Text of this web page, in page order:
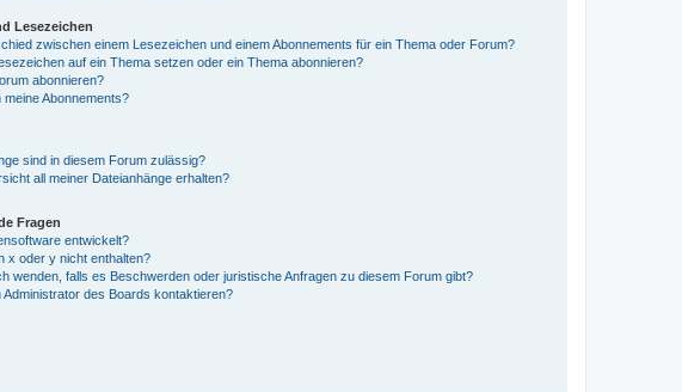
Lesezeichen
zwischen einem Lesezeichen und einem Abonnements für ein Thema oder Forum?
auf ein Thema setzen oder ein Thema abonnieren?
abonnieren?
Abonnements?
sind in diesem Forum zulässig?
all meiner Dateianhänge erhalten?
Fragen
entwickelt?
x oder y nicht enthalten?
wenden, falls es Beschwerden oder juristische Anfragen zu diesem Forum gibt?
Administrator des Boards kontaktieren?